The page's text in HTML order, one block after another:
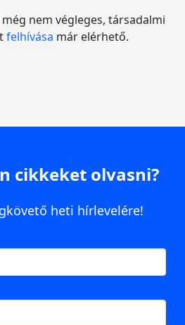
nem végleges, társadalmi
felhívása már elérhető.
cikkeket olvasni?
heti hírlevelére!